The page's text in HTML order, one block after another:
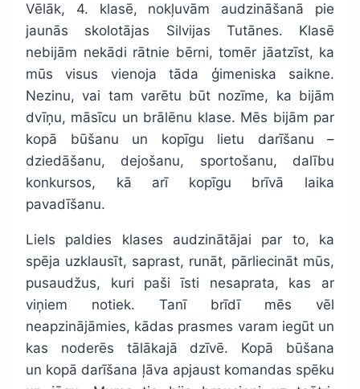
Vēlāk, 4. klasē, nokļuvām audzināšanā pie
jaunās skolotājas Silvijas Tutānes. Klasē
nebijām nekādi rātnie bērni, tomēr jāatzīst, ka
mūs visus vienoja tāda ģimeniska saikne.
Nezinu, vai tam varētu būt nozīme, ka bijām
dvīņu, māsīcu un brālēnu klase. Mēs bijām par
kopā būšanu un kopīgu lietu darīšanu –
dziedāšanu, dejošanu, sportošanu, dalību
konkursos, kā arī kopīgu brīvā laika
pavadīšanu.
Liels paldies klases audzinātājai par to, ka
spēja uzklausīt, saprast, runāt, pārliecināt mūs,
pusaudžus, kuri paši īsti nesaprata, kas ar
viņiem notiek. Tanī brīdī mēs vēl
neapzinājāmies, kādas prasmes varam iegūt un
kas noderēs tālākajā dzīvē. Kopā būšana
un kopā darīšana ļāva apjaust komandas spēku